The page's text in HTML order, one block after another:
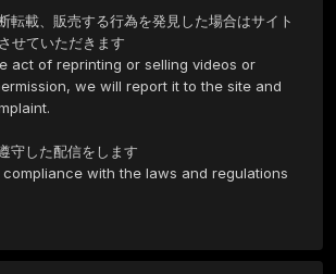
転載、販売する行為を発見した場合はサイト
せていただきます
act of reprinting or selling videos or
we will report it to the site and
守した配信をします
with the laws and regulations